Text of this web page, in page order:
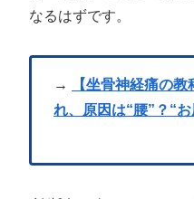
なるはずです。
→
【坐骨神経痛の
れ、原因は“腰”？“お